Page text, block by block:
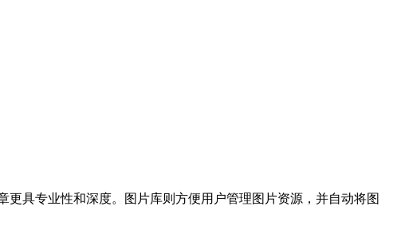
具专业性和深度。图片库则方便用户管理图片资源，并自动将图